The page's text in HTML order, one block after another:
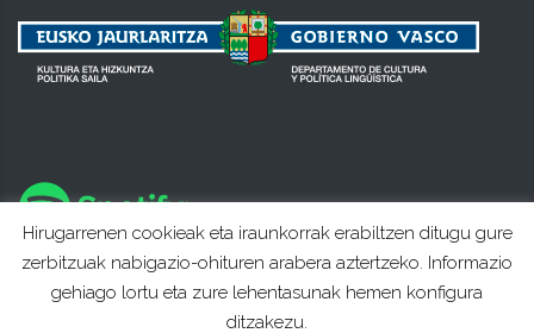
Hirugarrenen cookieak eta iraunkorrak erabiltzen ditugu gure
zerbitzuak nabigazio-ohituren arabera aztertzeko. Informazio
gehiago lortu eta zure lehentasunak hemen konfigura
ditzakezu.